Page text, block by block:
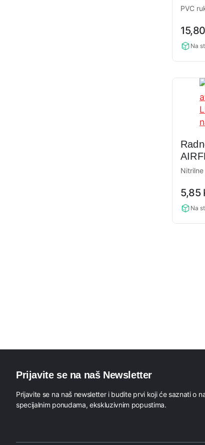
PVC
rating
15,80
Na
rating
5,85
Na
Prijavite se na naš Newsletter
Prijavite se na naš newsletter i budite prvi koji će saznati o
specijalnim ponudama, ekskluzivnim popustima.